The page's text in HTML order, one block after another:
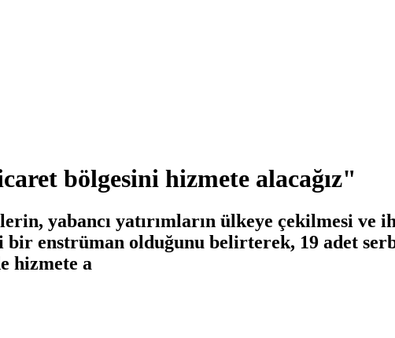
bölgesini hizmete alacağız"
yabancı yatırımların ülkeye çekilmesi
enstrüman olduğunu belirterek, 19 adet
hizmete a